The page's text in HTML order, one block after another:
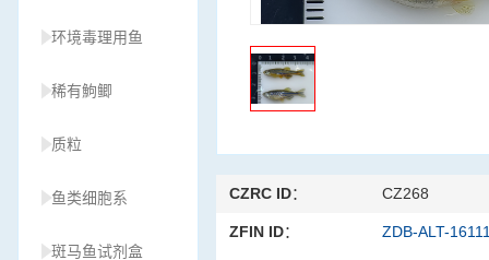
环境毒理用鱼
稀有鮈鲫
质粒
鱼类细胞系
斑马鱼试剂盒
CZRC ID： CZ268
ZFIN ID： ZDB-ALT-